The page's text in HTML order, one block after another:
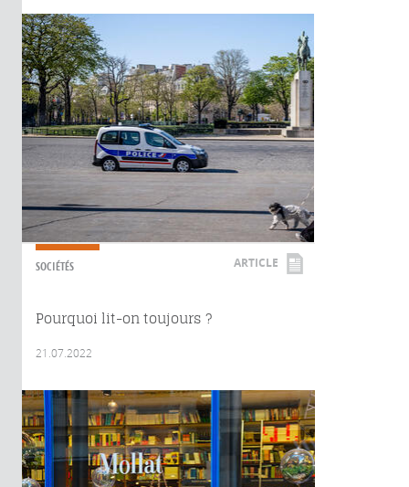
SOCIÉTÉS ARTICLE
Pourquoi lit-on toujours ?
21.07.2022